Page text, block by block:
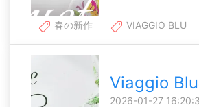
春の新作 VIAGGIO BLU
Viaggio
2026-01-27